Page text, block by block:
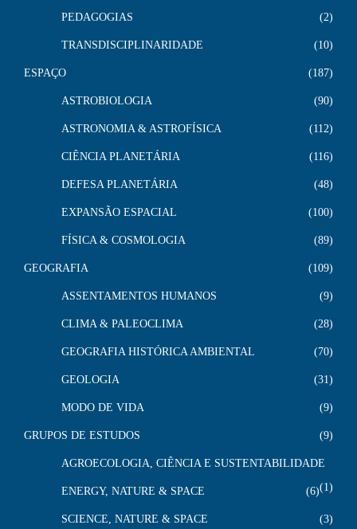
PEDAGOGIAS 2
TRANSDISCIPLINARIDADE 10
ESPAÇO 187
ASTROBIOLOGIA 90
ASTRONOMIA & ASTROFÍSICA 112
CIÊNCIA PLANETÁRIA 116
DEFESA PLANETÁRIA 48
EXPANSÃO ESPACIAL 100
FÍSICA & COSMOLOGIA 89
GEOGRAFIA 109
ASSENTAMENTOS HUMANOS 9
CLIMA & PALEOCLIMA 28
GEOGRAFIA HISTÓRICA AMBIENTAL 70
GEOLOGIA 31
MODO DE VIDA 9
GRUPOS DE ESTUDOS 9
AGROECOLOGIA, CIÊNCIA E SUSTENTABILIDADE
1
ENERGY, NATURE & SPACE 6
SCIENCE, NATURE & SPACE 3